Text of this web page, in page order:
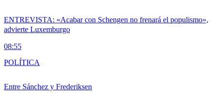
ENTREVISTA: «Acabar con Schengen no frenará el populismo»,
advierte Luxemburgo
08:55
Entre Sánchez y Frederiksen
POLÍTICA